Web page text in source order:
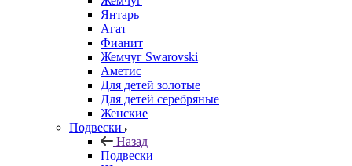
Янтарь
Агат
Фианит
Жемчуг Swarovski
Аметис
Для детей золотые
Для детей серебряные
Женские
Подвески
Назад
Подвески